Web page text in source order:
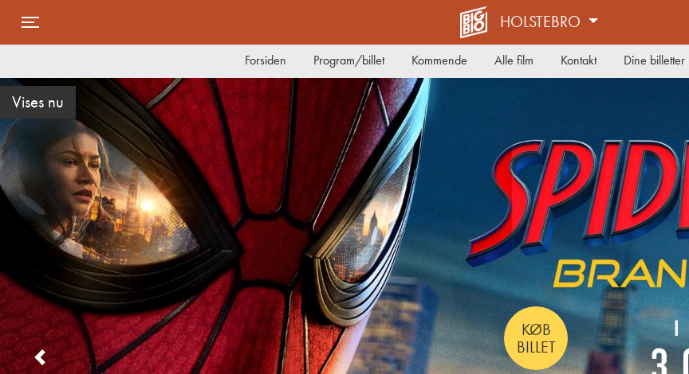
HOLSTEBRO
Forsiden Program/billet Kommende Alle film Kontakt Dine billetter
Vises nu
KØB
BILLET
Previous